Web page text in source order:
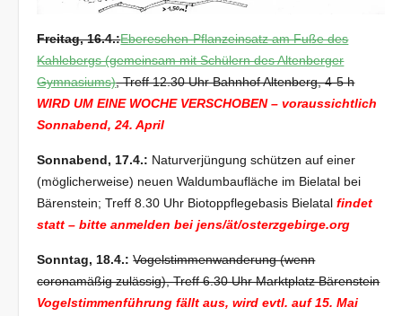
Freitag, 16.4.:Ebereschen-Pflanzeinsatz am Fuße des
Kahlebergs (gemeinsam mit Schülern des Altenberger
Gymnasiums), Treff 12.30 Uhr Bahnhof Altenberg, 4-5 h
WIRD UM EINE WOCHE VERSCHOBEN – voraussichtlich
Sonnabend, 24. April
Sonnabend, 17.4.: Naturverjüngung schützen auf einer
(möglicherweise) neuen Waldumbaufläche im Bielatal bei
Bärenstein; Treff 8.30 Uhr Biotoppflegebasis Bielatalfindet
statt – bitte anmelden bei jens/ät/osterzgebirge.org
Sonntag, 18.4.:Vogelstimmenwanderung (wenn
coronamäßig zulässig), Treff 6.30 Uhr Marktplatz Bärenstein
Vogelstimmenführung fällt aus, wird evtl. auf 15. Mai